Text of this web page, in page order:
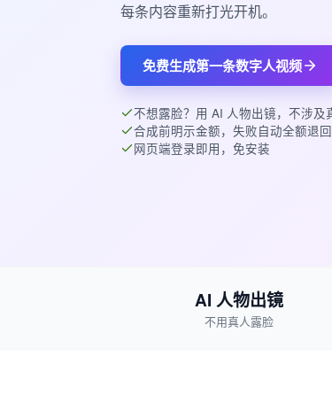
每条内容重新打光开机。
免费生成第一条数字人视频
不想露脸？用 AI 人物出镜，不涉及
合成前明示金额，失败自动全额退回
网页端登录即用，免安装
AI 人物出镜
不用真人露脸